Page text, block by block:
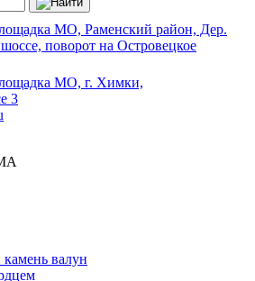
МО, Раменский район, Дер.
поворот на Островецкое
МО, г. Химки,
3
валун